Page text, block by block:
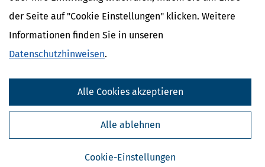
der Seite auf "Cookie Einstellungen" klicken. Weitere
Informationen finden Sie in unseren
Datenschutzhinweisen.
Cookie-Einstellungen
Alle ablehnen
Alle Cookies akzeptieren
Unternehmensplanung
Vereinsbesteuerung/Gemeinnützigkeit
Verfahrensrecht
Anzahl der Mitarbeiter:
10
Gegründet:01.01.1968
Nottenkämper und Scholz Steuerberater